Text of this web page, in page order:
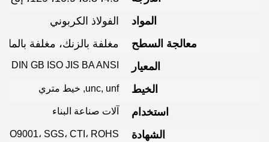
المواد
الفولاذ الكربوني
معالجة السطح
مغلفة بالزنك، مغلفة
المعيار
DIN GB ISO JIS BA ANSI
الخيط unc, unf, خيط متري
استخدام آلات صناعة البناء
الشهادة ISO9001، SGS، CTI، ROHS